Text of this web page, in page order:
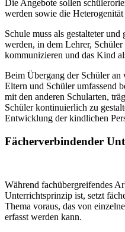
Die Angebote sollen
werden sowie die
Schule muss als gestalteter
werden, in dem Lehrer,
kommunizieren und das Kind
Beim Übergang der Schüler
Eltern und Schüler umfassend
mit den anderen Schularten,
Schüler kontinuierlich zu
Entwicklung der kindlichen
Fächerverbindender
Während fachübergreifendes
Unterrichtsprinzip ist, setzt
Thema voraus, das von
erfasst werden kann.